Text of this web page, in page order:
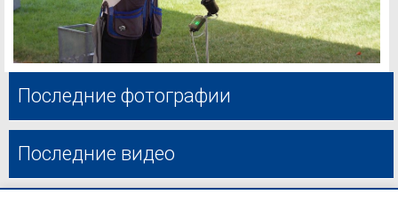
Последние фотографии
Последние видео